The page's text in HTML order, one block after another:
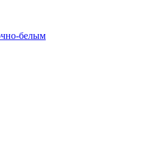
белым